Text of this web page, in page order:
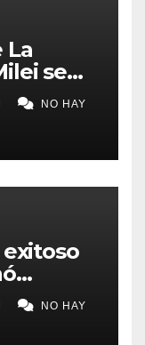
La
se
de
NO HAY
la
sueño
NO HAY